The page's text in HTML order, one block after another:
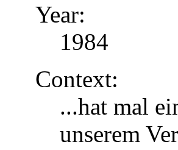
Year:
1984
Context:
...hat mal
unserem